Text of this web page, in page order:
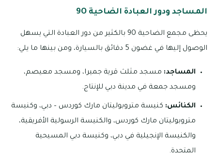
المساجد ودور العبادة الضاحية 9O
يحظى مجمع الضاحية 9O بالكثير من دور العبادة التي يسهل
الوصول إليها في غضون 5 دقائق بالسيارة، ومن بينها ما يلي:
المساجد: مسجد مثلث قرية جميرا، ومسجد معيصم،
ومسجد جمعة في مدينة دبي للإنتاج.
الكنائس: كنيسة متروبوليتان مارك كوردس – دبي، وكنيسة
متروبوليتان مارك كوردس، والكنيسة الرسولية الأفريقية،
والكنيسة الإنجيلية في دبي، وكنيسة دبي المسيحية
المتحدة.